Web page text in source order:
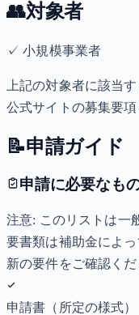
👥対象者
✓小規模事業者
上記の対象者に該当
公式サイトの募集要項
📝申請ガイド
申請に必要なも
注意: このリストは一
要書類は補助金によ
新の要件をご確認くだ
申請書（所定の様式）